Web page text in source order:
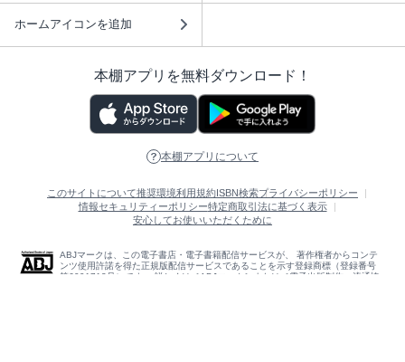
ホームアイコンを追加
本棚アプリを無料ダウンロード！
本棚アプリについて
このサイトについて推奨環境利用規約ISBN検索プライバシーポリシー
情報セキュリティーポリシー特定商取引法に基づく表示
安心してお使いいただくために
ABJマークは、この電子書店・電子書籍配信サービスが、 著作権者からコンテ
ンツ使用許諾を得た正規版配信サービスであることを示す登録商標（登録番号
第6091713号）です。 詳しくは［ABJマーク］または［電子出版制作・流通協